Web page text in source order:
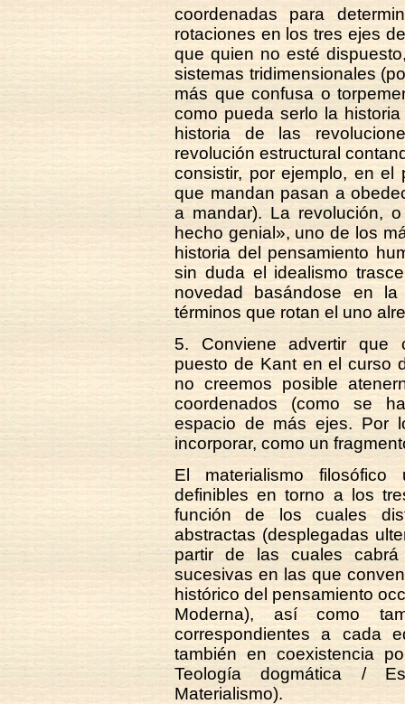
coordenadas para
rotaciones en los tres ejes
que quien no esté
sistemas tridimensionales
más que confusa o
como pueda serlo la
historia de las
revolución estructural
consistir, por ejemplo, en
que mandan pasan a
a mandar). La revolución,
hecho genial», uno de los
historia del pensamiento
sin duda el idealismo
novedad basándose en
términos que rotan el uno
5. Conviene advertir que
puesto de Kant en el curso
no creemos posible
coordenados (como se
espacio de más ejes. Por
incorporar, como un
El materialismo
definibles en torno a los
función de los cuales
abstractas (desplegadas
partir de las cuales
sucesivas en las que
histórico del pensamiento
Moderna), así como
correspondientes a cada
también en coexistencia
Teología dogmática /
Materialismo).